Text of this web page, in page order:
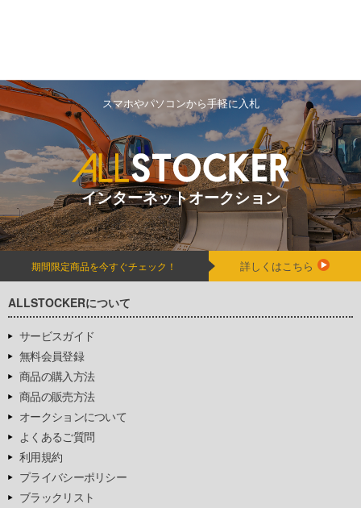
スマホやパソコンから手軽に入札
インターネットオークション
期間限定商品を今すぐチェック！ 詳しくはこちら
ALLSTOCKERについて
サービスガイド
無料会員登録
商品の購入方法
商品の販売方法
オークションについて
よくあるご質問
利用規約
プライバシーポリシー
ブラックリスト